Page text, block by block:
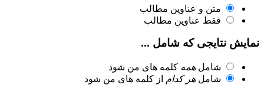
متن و عناوین مطالب
فقط عناوین مطالب
نمایش نتایجی که شامل ...
شامل همه کلمه های من شود
شامل هر کدام از کلمه های من شود